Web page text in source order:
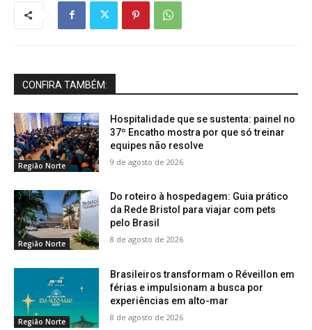
CONFIRA TAMBÉM:
Região Norte
Hospitalidade que se sustenta: painel no
37º Encatho mostra por que só treinar
equipes não resolve
9 de agosto de 2026
Região Norte
Do roteiro à hospedagem: Guia prático
da Rede Bristol para viajar com pets
pelo Brasil
8 de agosto de 2026
Região Norte
Brasileiros transformam o Réveillon em
férias e impulsionam a busca por
experiências em alto-mar
8 de agosto de 2026